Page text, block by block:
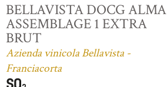
BELLAVISTA DOCG ALMA
ASSEMBLAGE 1 EXTRA
BRUT
Azienda vinicola Bellavista -
Franciacorta